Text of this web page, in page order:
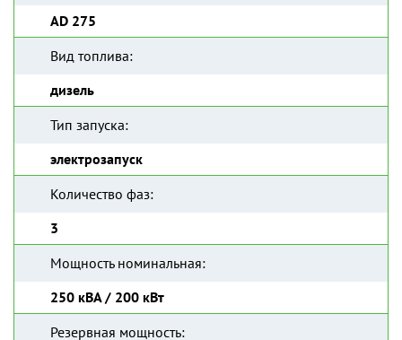
AD 275
Вид топлива:
дизель
Тип запуска:
электрозапуск
Количество фаз:
3
Мощность номинальная:
250 кВА / 200 кВт
Резервная мощность: